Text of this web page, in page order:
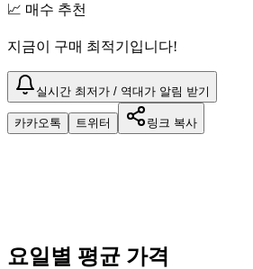
📈 매수 추천
지금이 구매 최적기입니다!
실시간 최저가 / 역대가 알림 받기
카카오톡 트위터 링크 복사
요일별 평균 가격